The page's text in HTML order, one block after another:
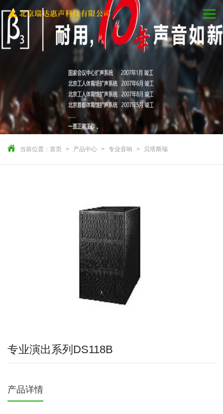
当前位置： 首页 产品中心 专业音响 贝塔斯瑞
专业演出系列DS118B
产品详情